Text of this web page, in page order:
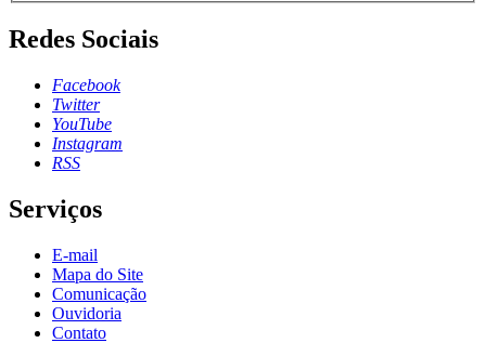
Redes Sociais
Facebook
Twitter
YouTube
Instagram
RSS
Serviços
E-mail
Mapa do Site
Comunicação
Ouvidoria
Contato